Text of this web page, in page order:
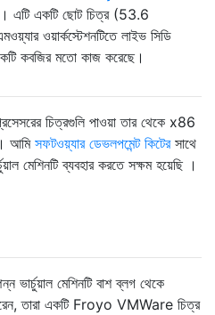
। এটি একটি ছোট চিত্র (53.6
ওয়ার্কস্টেশনটিতে লাইভ সিডি
কবজির মতো কাজ করেছে।
চিত্রগুলি পাওয়া তার থেকে x86
আমিসফটওয়্যার ডেভলপমেন্ট কিটেরসাথে
মেশিনটি ব্যবহার করতে সক্ষম হয়েছি ।
ভার্চুয়াল মেশিনটি বাশ ব্লগ থেকে
তারা একটি Froyo VMWare চিত্র